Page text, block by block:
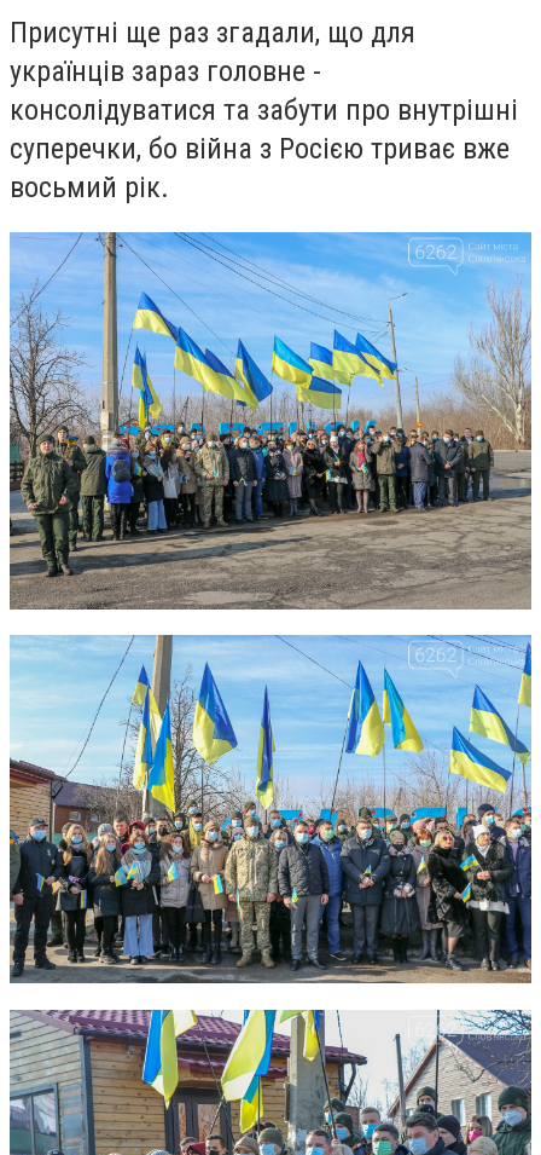
Присутні ще раз згадали, що для
українців зараз головне -
консолідуватися та забути про внутрішні
суперечки, бо війна з Росією триває вже
восьмий рік.